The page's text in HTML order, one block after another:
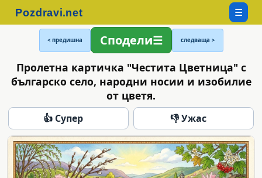
☰
< предишна Сподели следваща >
Пролетна картичка "Честита Цветница" с
българско село, народни носии и изобилие
от цветя.
👍 Супер 👎 Ужас